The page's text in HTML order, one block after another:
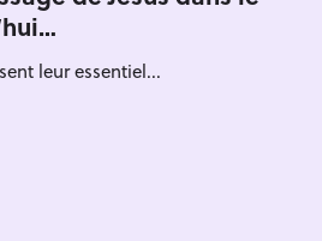
leur essentiel...